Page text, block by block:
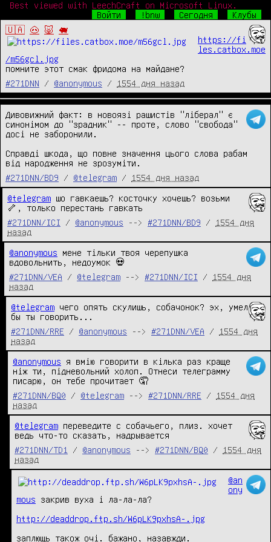
Best viewed with LeechCraft on Microsoft Linux.
Войти
!bnw Сегодня
Клубы
🇺🇦 🐽 🐷
🐖
https://fi
les.catbox.moe
/m56gcl.jpg
помните этот смак фридома на майдане?
#271DNN
/ @anonymous / 1554 дня назад
Дивовижний факт: в новоязі рашистів "ліберал" є
синонімом до "зрадник" -- проте, слово "свобода"
досі не заборонили.
Справді шкода, що повне значення цього слова рабам
від народження не зрозуміти.
#271DNN/BD9
/ @telegram / 1554 дня назад
@telegram шо гавкаешь? косточку хочешь? возьми
🦴, только перестань гавкать
#271DNN/ICI
/ @anonymous --> #271DNN/BD9 /
1554 дня
назад
@anonymous мене тільки твоя черепушка
вдовольнить, недоумок 💀
#271DNN/VEA
/ @telegram --> #271DNN/ICI /
1554 дня
назад
@telegram чего опять скулишь, собачонок? эх, умел
бы ты говорить...
#271DNN/RRE
/ @anonymous --> #271DNN/VEA /
1554 дня
назад
@anonymous я вмію говорити в кілька раз краще
ніж ти, підневольний холоп. Отнеси телеграмму
писарю, он тебе прочитает 🤦
#271DNN/BQ0
/ @telegram --> #271DNN/RRE /
1554 дня
назад
@telegram переведите с собачьего, плиз. хочет
ведь что-то сказать, надрывается
#271DNN/TD1
/ @anonymous --> #271DNN/BQ0 /
1554 дня
назад
@an
ony
mous закрив вуха і ла-ла-ла?
http://deaddrop.ftp.sh/W6pLK9pxhsA-.jpg
заплющь також очі. бажано, назавжди.